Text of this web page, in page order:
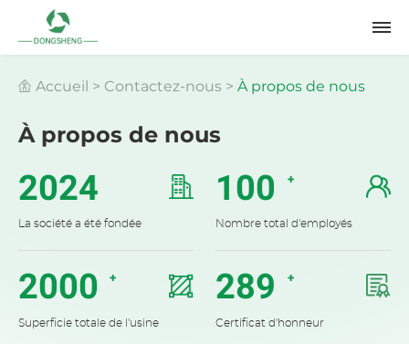
Accueil > Contactez-nous > À propos de nous
À propos de nous
2024
La société a été fondée
100 +
Nombre total d'employés
2000 +
Superficie totale de l'usine
289 +
Certificat d'honneur